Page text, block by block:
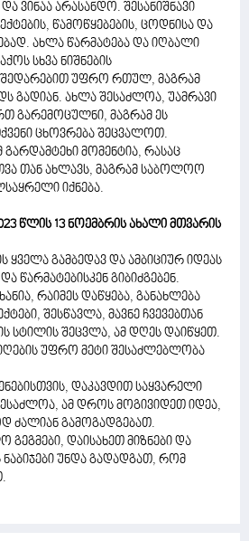
ვინაა არასანდო. შესანიშნავი
წამოწყებების, ცოდნისა და
ახლა წარმატება და იღბალი
სხვა ნიშნების
შედარებით უფრო რთულ, მაგრამ
გადიან. ახლა შესაძლოა, უამრავი
გარემოცულნი, მაგრამ ეს
ცხოვრება შეცვალოთ.
მომენტია, რასაც
თან ახლავს, მაგრამ საბოლოო
იქნება.
წლის 13 ნოემბრის ახალი მთვარის
ყველა გამბედავ და ამბიციურ იდეას
წარმატებისკენ გიბიძგებენ.
რაიმეს დაწყება, განახლება
შესწავლა, მავნე ჩვევებთან
სტილის შეცვლა, ამ დღეს დაიწყეთ.
უფრო მეტი შესაძლებლობა
დაკავდით საყვარელი
ამ დროს მოგივიდეთ იდეა,
ძალიან გამოგადგებათ.
დაისახეთ მიზნები და
უნდა გადადგათ, რომ